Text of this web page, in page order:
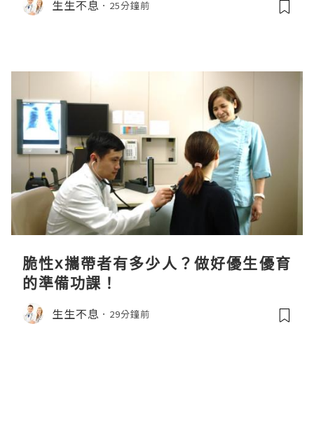
生生不息 25分鐘前
脆性x攜帶者有多少人？做好優生優育
的準備功課！
生生不息 29分鐘前